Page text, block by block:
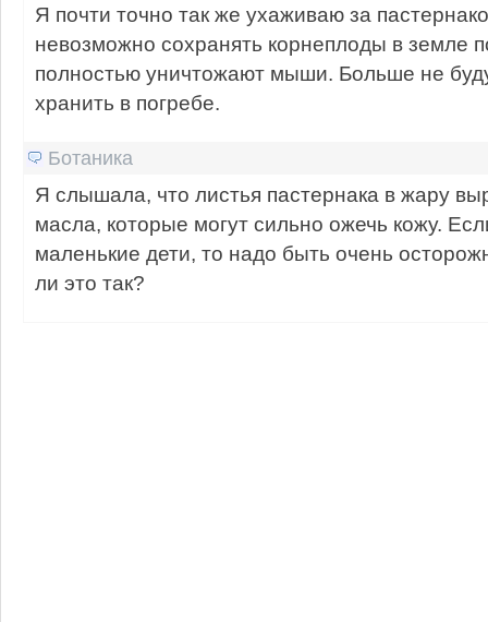
Я почти точно так же ухаживаю за
невозможно сохранять корнеплоды в земле
полностью уничтожают мыши. Больше не
хранить в погребе.
Ботаника
Я слышала, что листья пастернака в жару
масла, которые могут сильно ожечь кожу.
маленькие дети, то надо быть очень
ли это так?